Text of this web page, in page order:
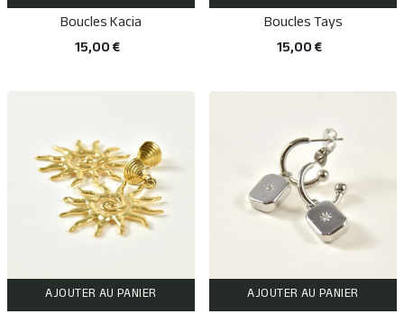
Boucles Kacia
15,00 €
Boucles Tays
15,00 €
AJOUTER AU PANIER AJOUTER AU PANIER